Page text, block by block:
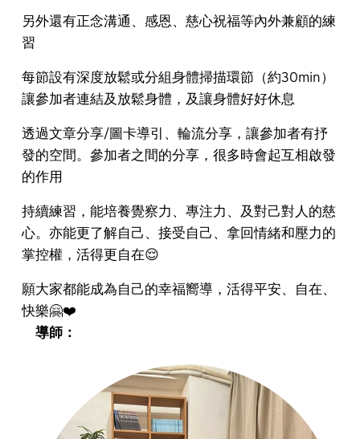
另外還有正念溝通、感恩、慈心祝福等內外兼顧的練
習
每節設有深度放鬆或分組身體掃描環節（約30min）
讓參加者連結及放鬆身體，及讓身體好好休息
透過文章分享/圖卡導引、輪流分享，讓參加者有抒
發的空間。參加者之間的分享，很多時會起互相啟發
的作用
持續練習，能培養覺察力、專注力、及對己對人的慈
心。亦能更了解自己、接受自己、拿回情緒和壓力的
掌控權，活得更自在😌
願大家都能成為自己的幸福嚮導，活得平安、自在、
快樂🤗❤️
導師：